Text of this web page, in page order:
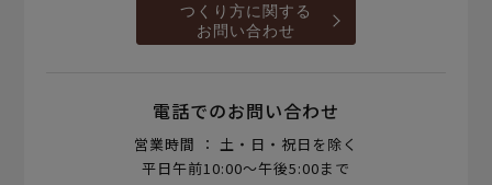
つくり方に関する
お問い合わせ
電話でのお問い合わせ
営業時間 ： 土・日・祝日を除く
平日午前10:00～午後5:00まで